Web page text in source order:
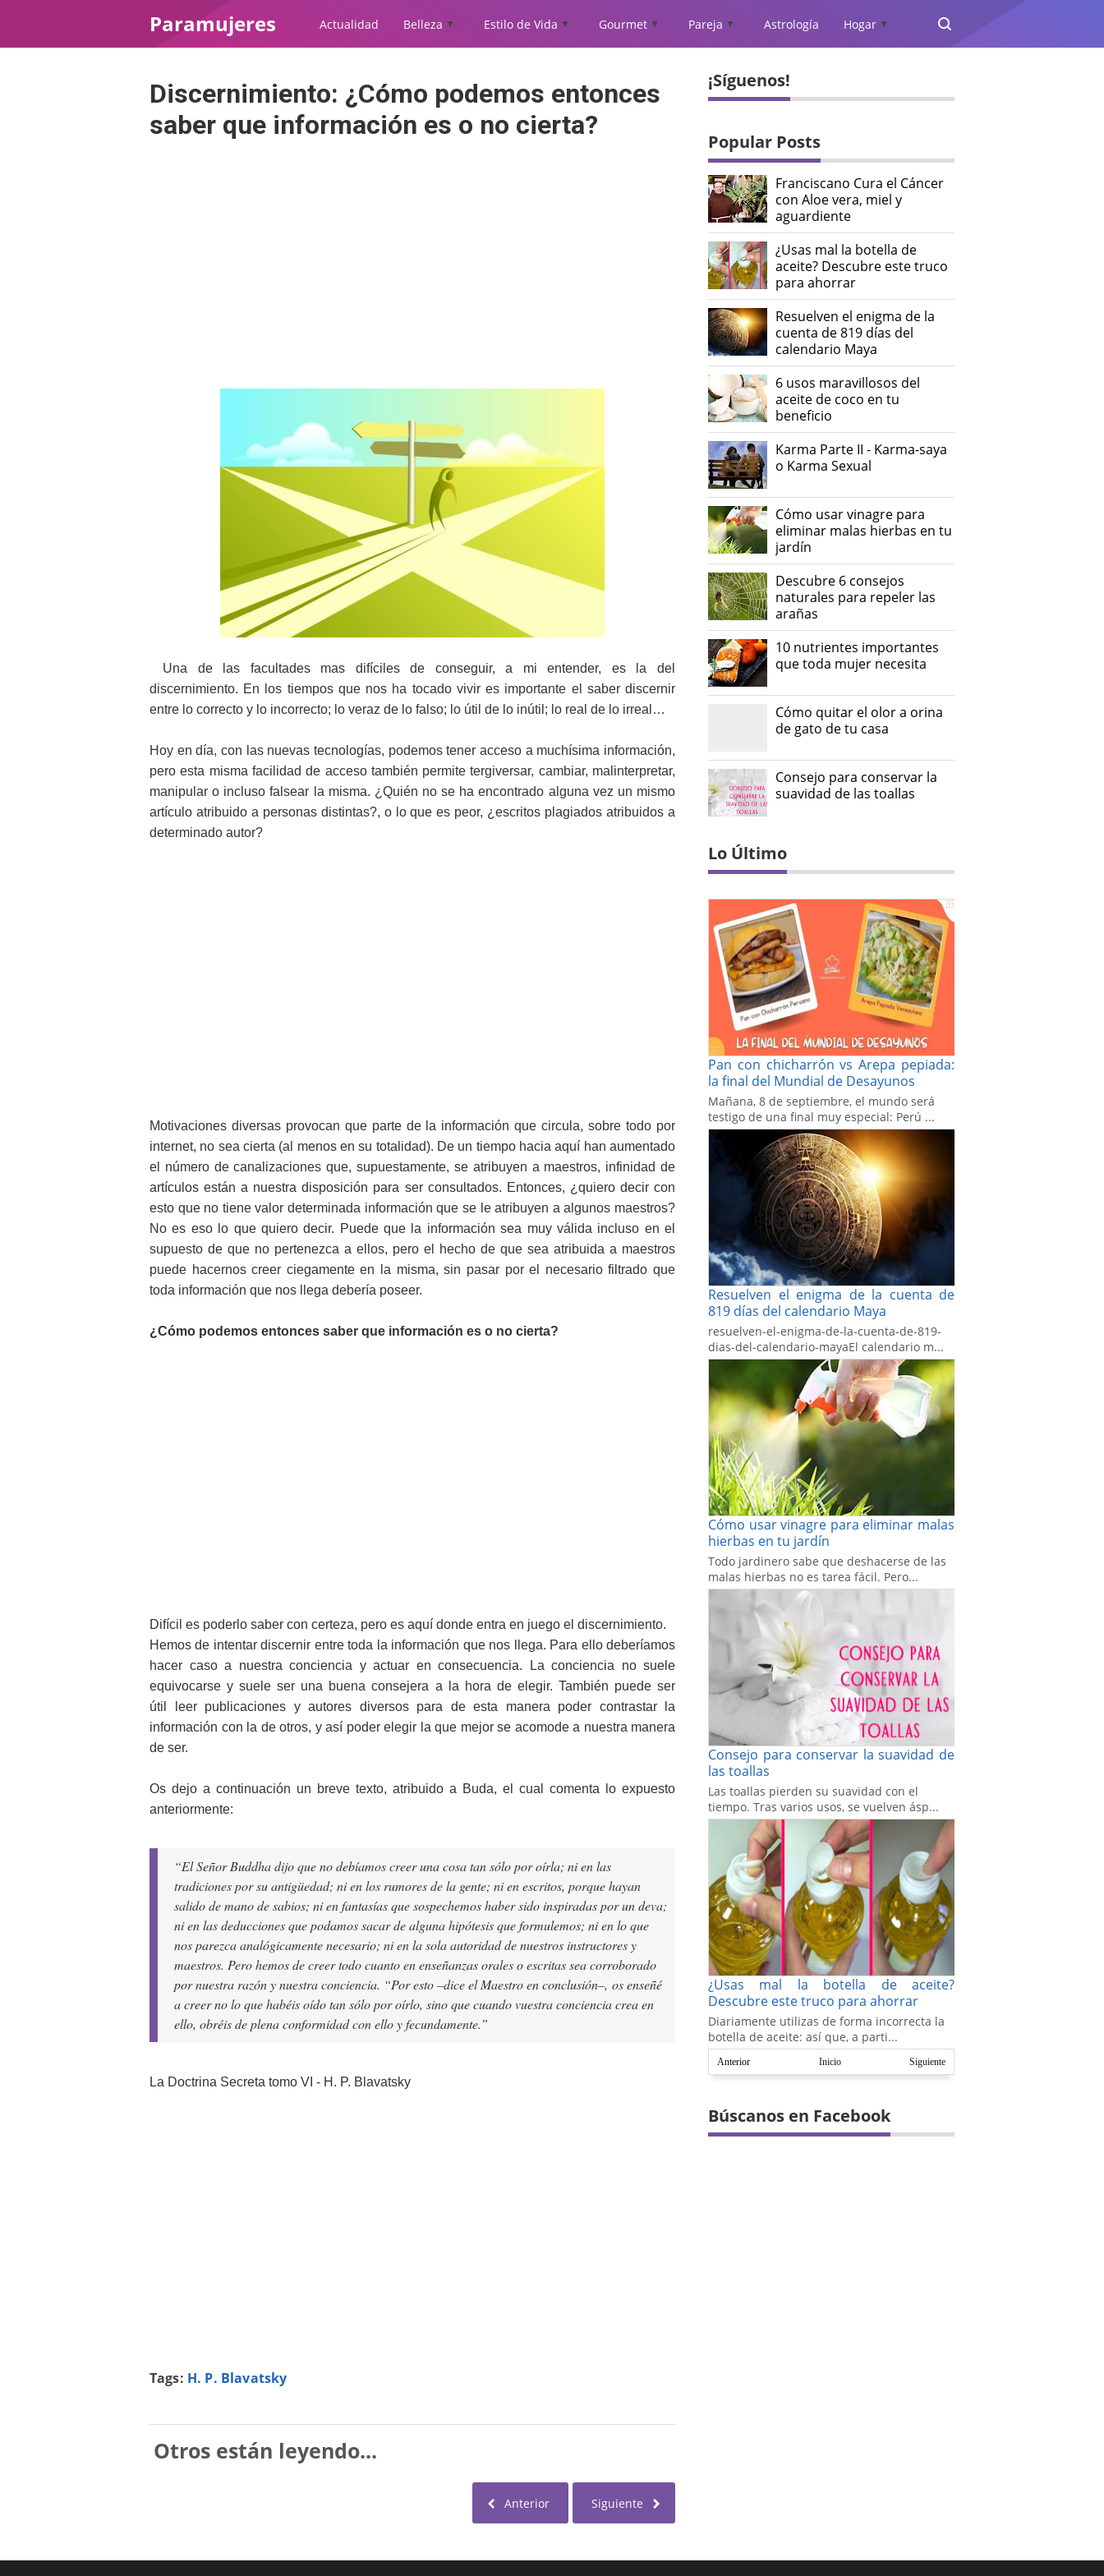
Paramujeres Actualidad Belleza ▲ Estilo de Vida ▲ Gourmet ▲ Pareja ▲ Astrología Hogar ▲
Discernimiento: ¿Cómo podemos entonces
saber que información es o no cierta?
Una de las facultades mas difíciles de conseguir, a mi entender, es la del
discernimiento. En los tiempos que nos ha tocado vivir es importante el saber discernir
entre lo correcto y lo incorrecto; lo veraz de lo falso; lo útil de lo inútil; lo real de lo irreal…
Hoy en día, con las nuevas tecnologías, podemos tener acceso a muchísima información,
pero esta misma facilidad de acceso también permite tergiversar, cambiar, malinterpretar,
manipular o incluso falsear la misma. ¿Quién no se ha encontrado alguna vez un mismo
artículo atribuido a personas distintas?, o lo que es peor, ¿escritos plagiados atribuidos a
determinado autor?
Motivaciones diversas provocan que parte de la información que circula, sobre todo por
internet, no sea cierta (al menos en su totalidad). De un tiempo hacia aquí han aumentado
el número de canalizaciones que, supuestamente, se atribuyen a maestros, infinidad de
artículos están a nuestra disposición para ser consultados. Entonces, ¿quiero decir con
esto que no tiene valor determinada información que se le atribuyen a algunos maestros?
No es eso lo que quiero decir. Puede que la información sea muy válida incluso en el
supuesto de que no pertenezca a ellos, pero el hecho de que sea atribuida a maestros
puede hacernos creer ciegamente en la misma, sin pasar por el necesario filtrado que
toda información que nos llega debería poseer.
¿Cómo podemos entonces saber que información es o no cierta?
Difícil es poderlo saber con certeza, pero es aquí donde entra en juego el discernimiento.
Hemos de intentar discernir entre toda la información que nos llega. Para ello deberíamos
hacer caso a nuestra conciencia y actuar en consecuencia. La conciencia no suele
equivocarse y suele ser una buena consejera a la hora de elegir. También puede ser
útil leer publicaciones y autores diversos para de esta manera poder contrastar la
información con la de otros, y así poder elegir la que mejor se acomode a nuestra manera
de ser.
Os dejo a continuación un breve texto, atribuido a Buda, el cual comenta lo expuesto
anteriormente:
“El Señor Buddha dijo que no debíamos creer una cosa tan sólo por oírla; ni en las
tradiciones por su antigüedad; ni en los rumores de la gente; ni en escritos, porque hayan
salido de mano de sabios; ni en fantasías que sospechemos haber sido inspiradas por un deva;
ni en las deducciones que podamos sacar de alguna hipótesis que formulemos; ni en lo que
nos parezca analógicamente necesario; ni en la sola autoridad de nuestros instructores y
maestros. Pero hemos de creer todo cuanto en enseñanzas orales o escritas sea corroborado
por nuestra razón y nuestra conciencia. “Por esto –dice el Maestro en conclusión–, os enseñé
a creer no lo que habéis oído tan sólo por oírlo, sino que cuando vuestra conciencia crea en
ello, obréis de plena conformidad con ello y fecundamente.”
La Doctrina Secreta tomo VI - H. P. Blavatsky
Tags: H. P. Blavatsky
Otros están leyendo...
Siguiente
Anterior
¡Síguenos!
Popular Posts
Franciscano Cura el Cáncer
con Aloe vera, miel y
aguardiente
¿Usas mal la botella de
aceite? Descubre este truco
para ahorrar
Resuelven el enigma de la
cuenta de 819 días del
calendario Maya
6 usos maravillosos del
aceite de coco en tu
beneficio
Karma Parte II - Karma-saya
o Karma Sexual
Cómo usar vinagre para
eliminar malas hierbas en tu
jardín
Descubre 6 consejos
naturales para repeler las
arañas
10 nutrientes importantes
que toda mujer necesita
Cómo quitar el olor a orina
de gato de tu casa
Consejo para conservar la
suavidad de las toallas
Lo Último
Pan con chicharrón vs Arepa pepiada:
la final del Mundial de Desayunos
Mañana, 8 de septiembre, el mundo será
testigo de una final muy especial: Perú ...
Resuelven el enigma de la cuenta de
819 días del calendario Maya
resuelven-el-enigma-de-la-cuenta-de-819-
dias-del-calendario-mayaEl calendario m...
Cómo usar vinagre para eliminar malas
hierbas en tu jardín
Todo jardinero sabe que deshacerse de las
malas hierbas no es tarea fácil. Pero...
Consejo para conservar la suavidad de
las toallas
Las toallas pierden su suavidad con el
tiempo. Tras varios usos, se vuelven ásp...
¿Usas mal la botella de aceite?
Descubre este truco para ahorrar
Diariamente utilizas de forma incorrecta la
botella de aceite: así que, a parti...
Anterior Siguiente
Inicio
Búscanos en Facebook